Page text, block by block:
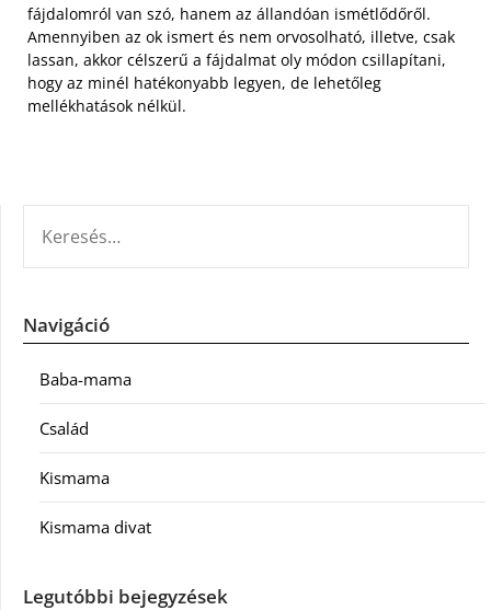
fájdalomról van szó, hanem az állandóan ismétlődőről.
Amennyiben az ok ismert és nem orvosolható, illetve, csak
lassan, akkor célszerű a fájdalmat oly módon csillapítani,
hogy az minél hatékonyabb legyen, de lehetőleg
mellékhatások nélkül.
Navigáció
Baba-mama
Család
Kismama
Kismama divat
Legutóbbi bejegyzések